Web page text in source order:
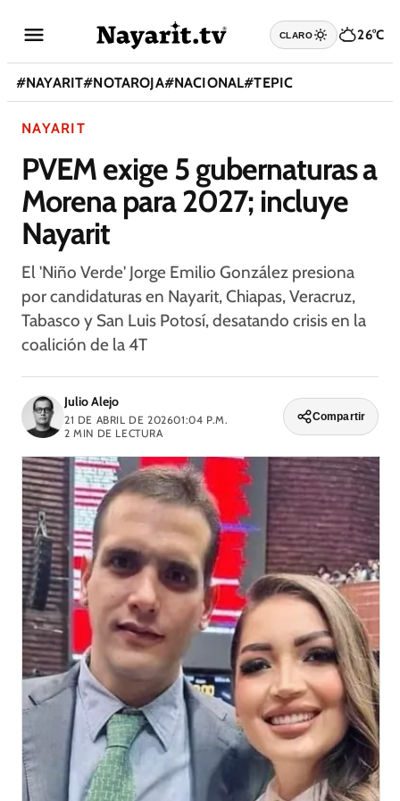
CLARO 26°C
#NAYARIT#NOTAROJA#NACIONAL#TEPIC
NAYARIT
PVEM exige 5 gubernaturas a
Morena para 2027; incluye
Nayarit
El 'Niño Verde' Jorge Emilio González presiona
por candidaturas en Nayarit, Chiapas, Veracruz,
Tabasco y San Luis Potosí, desatando crisis en la
coalición de la 4T
Julio Alejo
21 DE ABRIL DE 202601:04 P.M.
2 MIN DE LECTURA
Compartir